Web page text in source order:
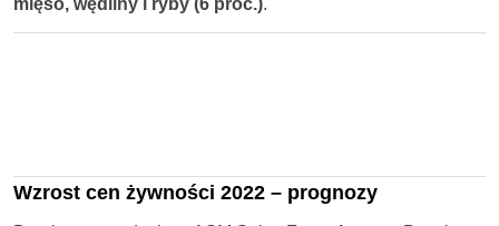
mięso, wędliny i ryby (6 proc.).
Wzrost cen żywności 2022 – prognozy